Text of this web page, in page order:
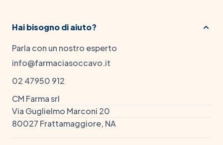
Hai bisogno di aiuto?
Parla con un nostro esperto
info@farmaciasoccavo.it
02 47950 912
CM Farma srl
Via Guglielmo Marconi 20
80027 Frattamaggiore, NA